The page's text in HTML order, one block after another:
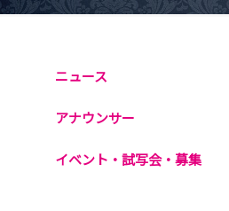
ニュース
アナウンサー
イベント・試写会・募集